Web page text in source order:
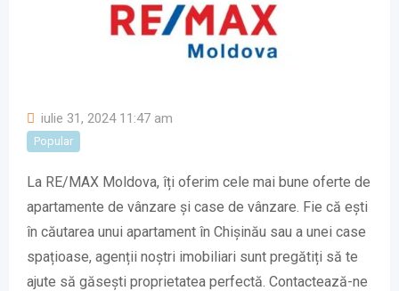
iulie 31, 2024 11:47 am
Popular
La RE/MAX Moldova, îți oferim cele mai bune oferte de
apartamente de vânzare și case de vânzare. Fie că ești
în căutarea unui apartament în Chișinău sau a unei case
spațioase, agenții noștri imobiliari sunt pregătiți să te
ajute să găsești proprietatea perfectă. Contactează-ne